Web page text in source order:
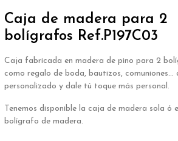
Caja de madera para 2
bolígrafos Ref.P197C03
Caja fabricada en madera de pino para 2
como regalo de boda, bautizos, comuniones...
personalizado y dale tú toque más personal.
Tenemos disponible la caja de madera sola ó
bolígrafo de madera.